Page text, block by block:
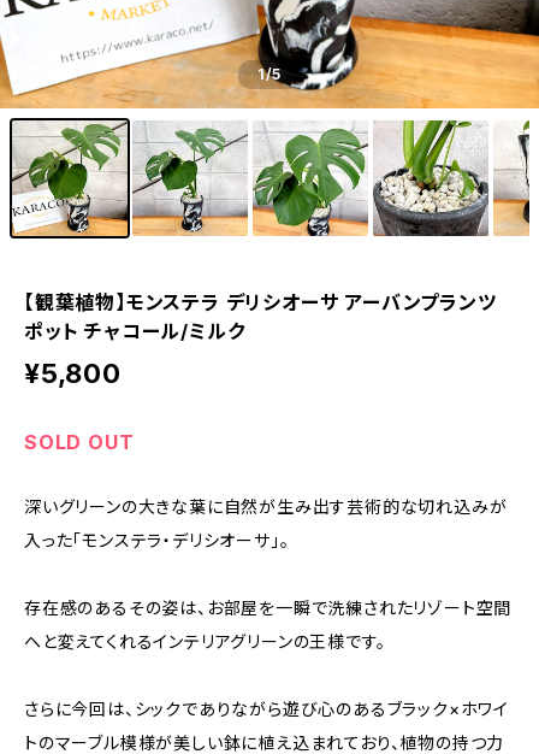
1/5
【観葉植物】モンステラ デリシオーサ アーバンプランツ
ポット チャコール/ミルク
¥5,800
SOLD OUT
深いグリーンの大きな葉に自然が生み出す芸術的な切れ込みが
入った「モンステラ・デリシオーサ」。
存在感のあるその姿は、お部屋を一瞬で洗練されたリゾート空間
へと変えてくれるインテリアグリーンの王様です。
さらに今回は、シックでありながら遊び心のあるブラック×ホワイ
トのマーブル模様が美しい鉢に植え込まれており、植物の持つ力